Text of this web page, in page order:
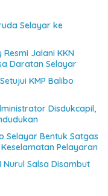
Selayar ke
Jalani KKN
Daratan Selayar
KMP Balibo
Disdukcapil,
Selayar Bentuk Satgas
Pelayaran
Salsa Disambut